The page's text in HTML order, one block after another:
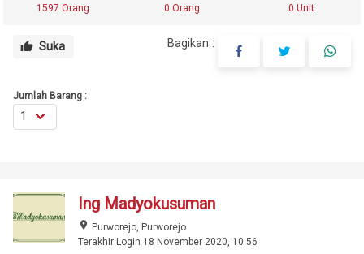
1597 Orang
0 Orang
0 Unit
thumb_up Suka Bagikan :
Jumlah Barang :
Ing Madyokusuman
place Purworejo, Purworejo
Terakhir Login 18 November 2020, 10:56